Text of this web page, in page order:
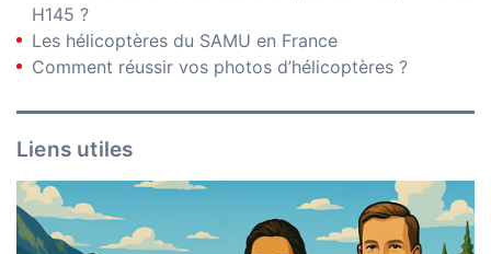
H145 ?
Les hélicoptères du SAMU en France
Comment réussir vos photos d’hélicoptères ?
Liens utiles